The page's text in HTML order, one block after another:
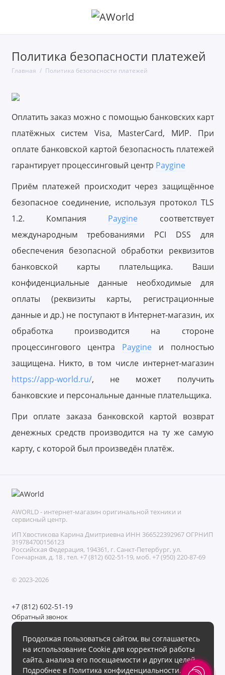
Политика безопасности платежей
Главная Политика безопасности платежей
Оплатить заказ можно с помощью банковских карт
платёжных систем Visa, MasterCard, МИР. При
оплате банковской картой безопасность платежей
гарантирует процессинговый центр Paygine
Приём платежей происходит через защищённое
безопасное соединение, используя протокол TLS
1.2. Компания Paygine
соответствует
международным требованиями PCI DSS для
обеспечения безопасной обработки реквизитов
банковской карты плательщика. Ваши
конфиденциальные данные необходимые для
оплаты (реквизиты карты, регистрационные
данные и др.) не поступают в Интернет-магазин, их
обработка производится на стороне
процессингового центра Paygine и полностью
защищена. Никто, в том числе интернет-магазин
https://app-world.ru/, не может получить
банковские и персональные данные плательщика.
При оплате заказа банковской картой возврат
денежных средств производится на ту же самую
карту, с которой был произведён платёж.
Продолжая пользоваться сайтом, вы соглашаетесь
на использование Cookie для корректной работы
сайта, анализа его посещаемости и других целей.
Подробнее в Политика конфиденциальности.
AWORLD - интернет-магазин оригинальной техники и
сервисный центр.
ИП Хвостикова Карина Дмитриевна ИНН 366522392967 ОГРНИП
319784700156123
Российская Федерация, 194361, г. Санкт-Петербург, ул.
Гончарная, д. 18 , тел. +7 (812) 602-51-19, моб. +7 (950) 220-87-69
© 2023-2026
+7 (812) 602-51-19
Обратный звонок
Мы в сети